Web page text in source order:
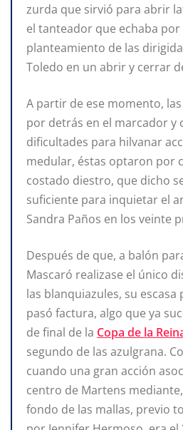
zurda que sirvió para abrir
el tanteador que echaba
planteamiento de las
Toledo en un abrir y cerrar
A partir de ese momento,
por detrás en el marcador y
dificultades para hilvanar
medular, éstas optaron por
costado diestro, que dicho
suficiente para inquietar el
Sandra Paños en los veinte
Después de que, a balón
Mascaró realizase el único
las blanquiazules, su escasa
pasó factura, algo que ya
de final de la Copa de la
segundo de las azulgrana.
cuando una gran acción
centro de Martens
fondo de las mallas, previo